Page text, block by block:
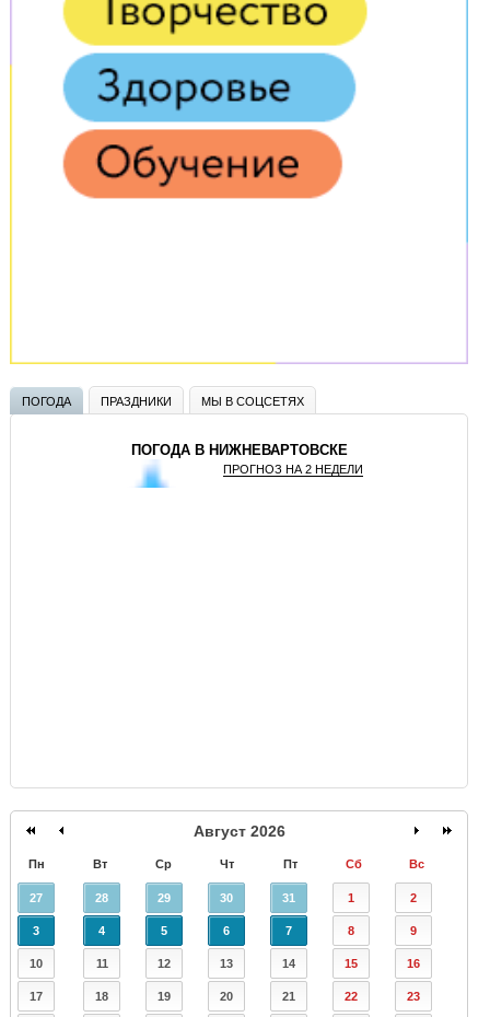
ПОГОДА ПРАЗДНИКИ МЫ В СОЦСЕТЯХ
ПОГОДА В НИЖНЕВАРТОВСКЕ
ПРОГНОЗ НА 2 НЕДЕЛИ
Август 2026
Пн Вт Ср Чт Пт Сб Вс
27 28 29 30 31 1 2
3 4 5 6 7 8 9
10 11 12 13 14 15 16
17 18 19 20 21 22 23